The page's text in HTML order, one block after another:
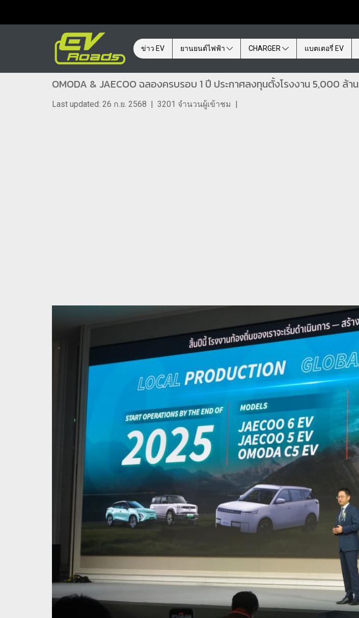
ข่าว EV ยานยนต์ไฟฟ้า CHARGER แบตเตอรี่ EV
OMODA & JAECOO ฉลองครบรอบ 1 ปี ประกาศลงทุนตั้งโรงงาน 5,000 ล้าน
Last updated: 26 ก.ย. 2568 | 3201 จำนวนผู้เข้าชม |